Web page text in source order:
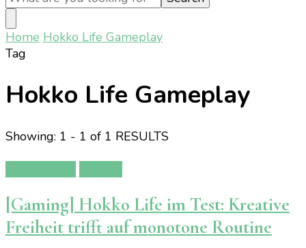
Something?
Home Hokko Life Gameplay
Tag
Hokko Life Gameplay
Showing: 1 - 1 of 1 RESULTS
[Gaming] Hokko Life im Test: Kreative
Freiheit trifft auf monotone Routine